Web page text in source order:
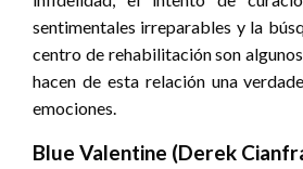
sentimentales irreparables y la
centro de rehabilitación son
hacen de esta relación una
emociones.
Blue Valentine (Derek